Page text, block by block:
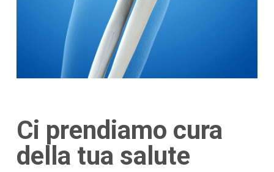
Ci prendiamo cura
della tua salute